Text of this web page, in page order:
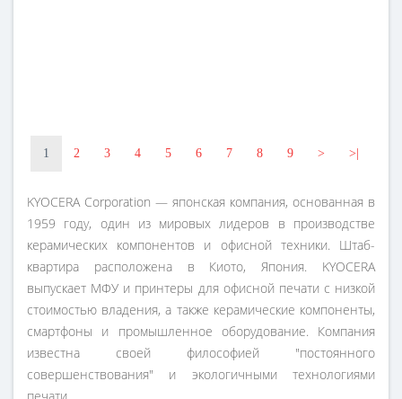
1 2 3 4 5 6 7 8 9 > >|
KYOCERA Corporation — японская компания, основанная в
1959 году, один из мировых лидеров в производстве
керамических компонентов и офисной техники. Штаб-
квартира расположена в Киото, Япония. KYOCERA
выпускает МФУ и принтеры для офисной печати с низкой
стоимостью владения, а также керамические компоненты,
смартфоны и промышленное оборудование. Компания
известна своей философией "постоянного
совершенствования" и экологичными технологиями